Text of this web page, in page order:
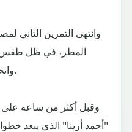
وانتهى التمرين
المطر، في ظل طقس
وانخفاض مفاجىء في اليوم التالي.
وقبل أكثر من ساعة
"أحمد أرينا" الذي يبعد